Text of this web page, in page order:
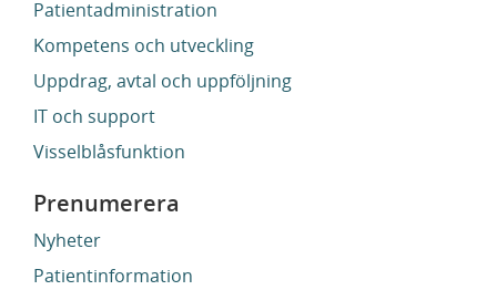
Patientadministration
Kompetens och utveckling
Uppdrag, avtal och uppföljning
IT och support
Visselblåsfunktion
Prenumerera
Nyheter
Patientinformation